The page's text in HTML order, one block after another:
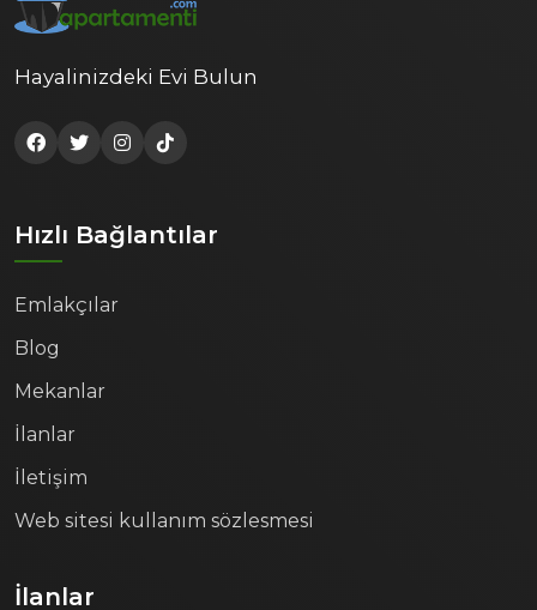
Hayalinizdeki Evi Bulun
Hızlı Bağlantılar
Emlakçılar
Blog
Mekanlar
İlanlar
İletişim
Web sitesi kullanım sözlesmesi
İlanlar